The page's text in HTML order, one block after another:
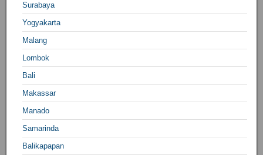
Surabaya
Yogyakarta
Malang
Lombok
Bali
Makassar
Manado
Samarinda
Balikapapan